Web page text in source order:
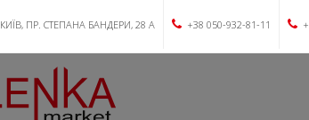
КИЇВ, ПР. СТЕПАНА БАНДЕРИ, 28 А +38 050-932-81-11